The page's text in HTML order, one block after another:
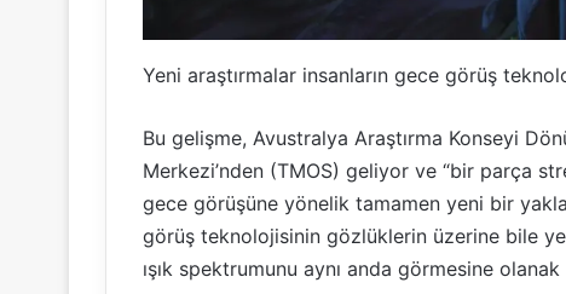
Yeni araştırmalar insanların gece görüş
Bu gelişme, Avustralya Araştırma Konseyi
Merkezi’nden (TMOS) geliyor ve “bir parça
gece görüşüne yönelik tamamen yeni bir
görüş teknolojisinin gözlüklerin üzerine bile
ışık spektrumunu aynı anda görmesine olanak